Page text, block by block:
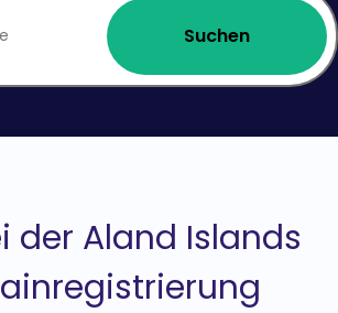
Suchen
der Aland Islands